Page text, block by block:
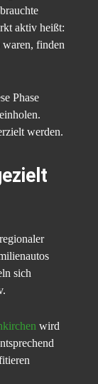
aktiv heißt:
waren, finden
Phase
werden.
sich
wird